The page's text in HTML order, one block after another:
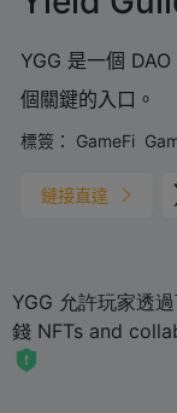
YGG 是一個
個關鍵的入口。
標簽： GameFi
鏈接直達
YGG 允許玩家透
錢 NFTs and